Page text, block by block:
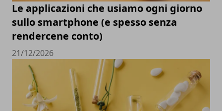
Le applicazioni che usiamo ogni giorno
sullo smartphone (e spesso senza
rendercene conto)
21/12/2026